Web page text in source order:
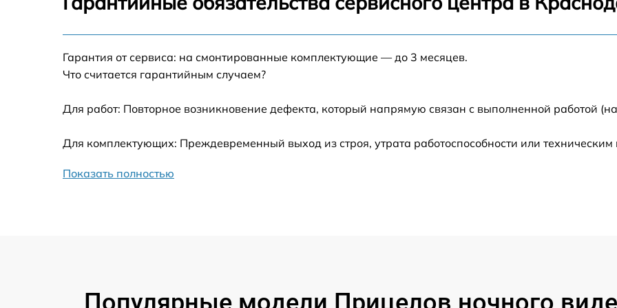
Калибровка и настройка тепловизора от 60 мин
других устройств
от 60 мин
Замена ключей управления от 60 мин
Замена аккумулятора от 60 мин
Гарантия от сервиса: на смонтированные комплектующие — до 3 месяцев.
Что считается гарантийным случаем?
Для работ: Повторное возникновение дефекта, который напрямую связан с выполненной работой
Для комплектующих: Преждевременный выход из строя, утрата работоспособности или
Показать полностью